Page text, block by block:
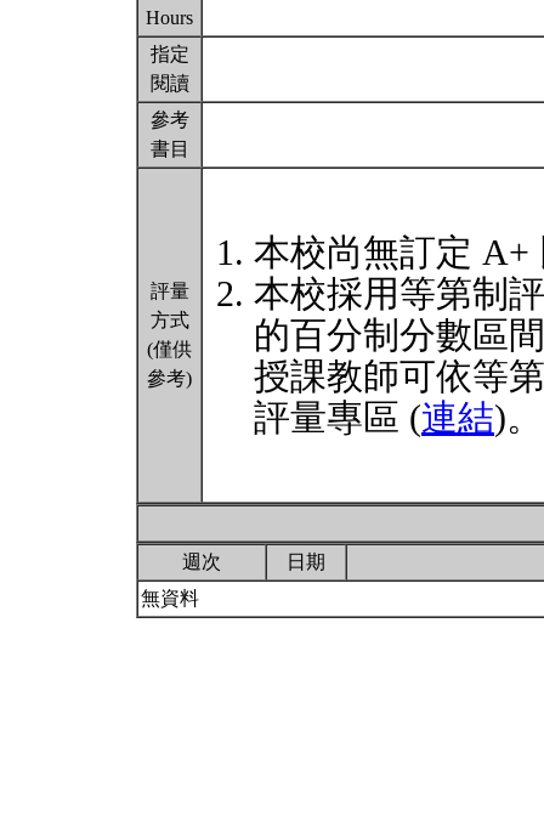
Hours
指定
閱讀
參考
書目
評量
方式
(僅供
參考)
本校尚無訂定 A+
本校採用等第制
的百分制分數區
授課教師可依等
評量專區 (連結)。
週次
日期
無資料